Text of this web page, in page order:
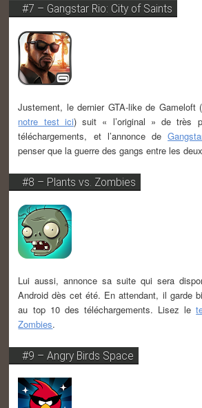
#7 – Gangstar Rio: City of Saints
Justement, le dernier GTA-like de Gameloft
notre test ici) suit « l’original » de très
téléchargements, et l’annonce de
penser que la guerre des gangs entre les
#8 – Plants vs. Zombies
Lui aussi, annonce sa suite qui sera
Android dès cet été. En attendant, il garde
au top 10 des téléchargements. Lisez le
Zombies.
#9 – Angry Birds Space